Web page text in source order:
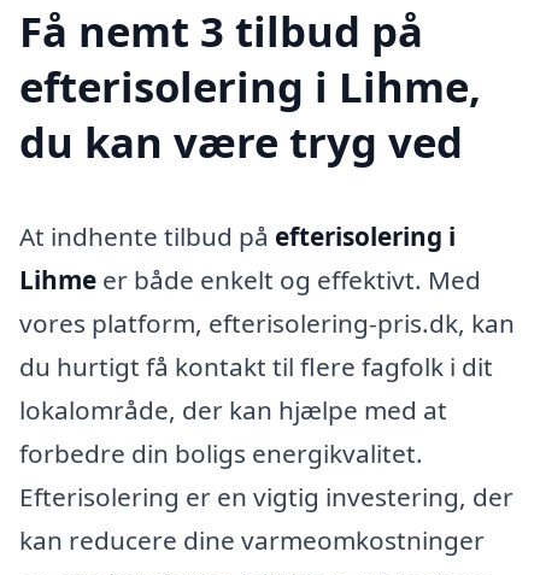
Få nemt 3 tilbud på
efterisolering i Lihme,
du kan være tryg ved
At indhente tilbud på efterisolering i
Lihme er både enkelt og effektivt. Med
vores platform, efterisolering-pris.dk, kan
du hurtigt få kontakt til flere fagfolk i dit
lokalområde, der kan hjælpe med at
forbedre din boligs energikvalitet.
Efterisolering er en vigtig investering, der
kan reducere dine varmeomkostninger